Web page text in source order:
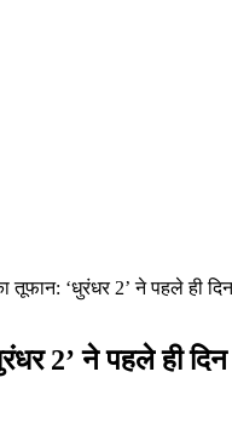
‘धुरंधर 2’ ने पहले ही
2’ ने पहले ही